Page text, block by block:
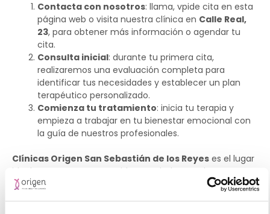
Contacta con nosotros: llama, vpide cita en esta
página web o visita nuestra clínica en Calle Real,
23, para obtener más información o agendar tu
cita.
Consulta inicial: durante tu primera cita,
realizaremos una evaluación completa para
identificar tus necesidades y establecer un plan
terapéutico personalizado.
Comienza tu tratamiento: inicia tu terapia y
empieza a trabajar en tu bienestar emocional con
la guía de nuestros profesionales.
Clínicas Origen San Sebastián de los Reyes es el lugar
ideal para comenzar a cuidar tu salud mental. Nuestro
equipo está comprometido con tu bienestar emocional y